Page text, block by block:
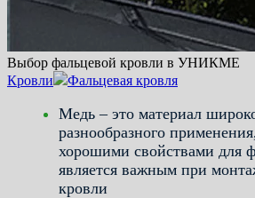
Выбор фальцевой кровли в УНИКМЕ
Кровли
Фальцевая кровля
Медь – это материал
разнообразного
хорошими свойствами для
является важным при
кровли